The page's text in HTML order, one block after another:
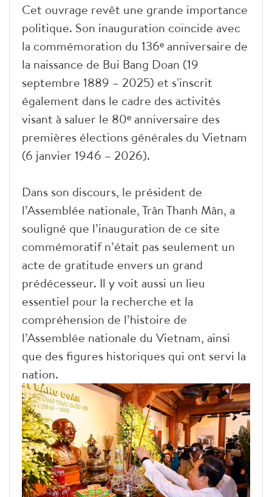
Cet ouvrage revêt une grande importance
politique. Son inauguration coïncide avec
la commémoration du 136ᵉ anniversaire de
la naissance de Bui Bang Doan (19
septembre 1889 – 2025) et s'inscrit
également dans le cadre des activités
visant à saluer le 80ᵉ anniversaire des
premières élections générales du Vietnam
(6 janvier 1946 – 2026).
Dans son discours, le président de
l’Assemblée nationale, Trân Thanh Mân, a
souligné que l’inauguration de ce site
commémoratif n’était pas seulement un
acte de gratitude envers un grand
prédécesseur. Il y voit aussi un lieu
essentiel pour la recherche et la
compréhension de l’histoire de
l’Assemblée nationale du Vietnam, ainsi
que des figures historiques qui ont servi la
nation.